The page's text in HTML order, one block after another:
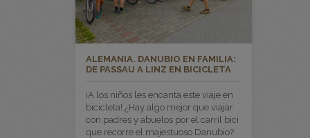
ALEMANIA. DANUBIO EN FAMILIA:
DE PASSAU A LINZ EN BICICLETA
¡A los niños les encanta este viaje en
bicicleta! ¿Hay algo mejor que viajar
con padres y abuelos por el carril bici
que recorre el majestuoso Danubio?